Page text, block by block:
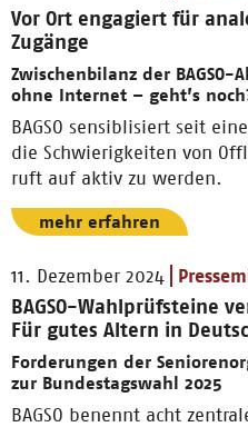
Vor Ort engagiert für
Zugänge
Zwischenbilanz der BAGSO-
ohne Internet – geht’s
BAGSO sensiblisiert seit
die Schwierigkeiten von
ruft auf aktiv zu werden.
mehr erfahren
11. Dezember 2024
BAGSO-Wahlprüfsteine
Für gutes Altern in
Forderungen der
zur Bundestagswahl 2025
BAGSO benennt acht